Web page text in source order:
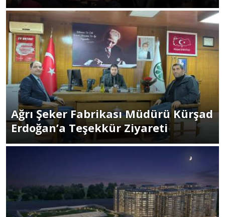
Ağrı Şeker Fabrikası Müdürü Kürşad
Erdoğan’a Teşekkür Ziyareti